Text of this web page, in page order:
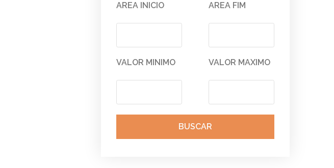
AREA INICIO AREA FIM
VALOR MINIMO VALOR MAXIMO
BUSCAR